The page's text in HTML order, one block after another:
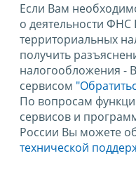
Если Вам
о деятельности ФНС
территориальных
получить
налогообложения -
сервисом
По вопросам
сервисов и
России Вы можете
технической